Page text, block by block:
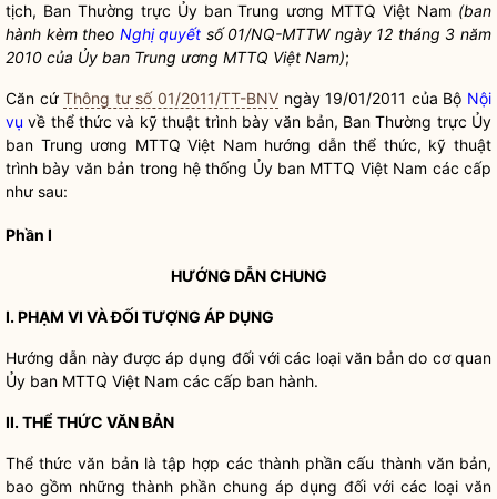
tịch, Ban Thường trực Ủy ban Trung ương MTTQ Việt Nam (ban
hành kèm theo Nghị quyết số 01/NQ-MTTW ngày 12 tháng 3 năm
2010 của Ủy ban Trung ương MTTQ Việt Nam);
Căn cứThông tư số 01/2011/TT-BNV ngày 19/01/2011 của Bộ Nội
vụ về thể thức và kỹ thuật trình bày văn bản, Ban Thường trực Ủy
ban Trung ương MTTQ Việt Nam hướng dẫn thể thức, kỹ thuật
trình bày văn bản trong hệ thống Ủy ban MTTQ Việt Nam các cấp
như sau:
Phần I
HƯỚNG DẪN CHUNG
I. PHẠM VI VÀ ĐỐI TƯỢNG ÁP DỤNG
Hướng dẫn này được áp dụng đối với các loại văn bản do cơ quan
Ủy ban MTTQ Việt Nam các cấp ban hành.
II. THỂ THỨC VĂN BẢN
Thể thức văn bản là tập hợp các thành phần cấu thành văn bản,
bao gồm những thành phần chung áp dụng đối với các loại văn